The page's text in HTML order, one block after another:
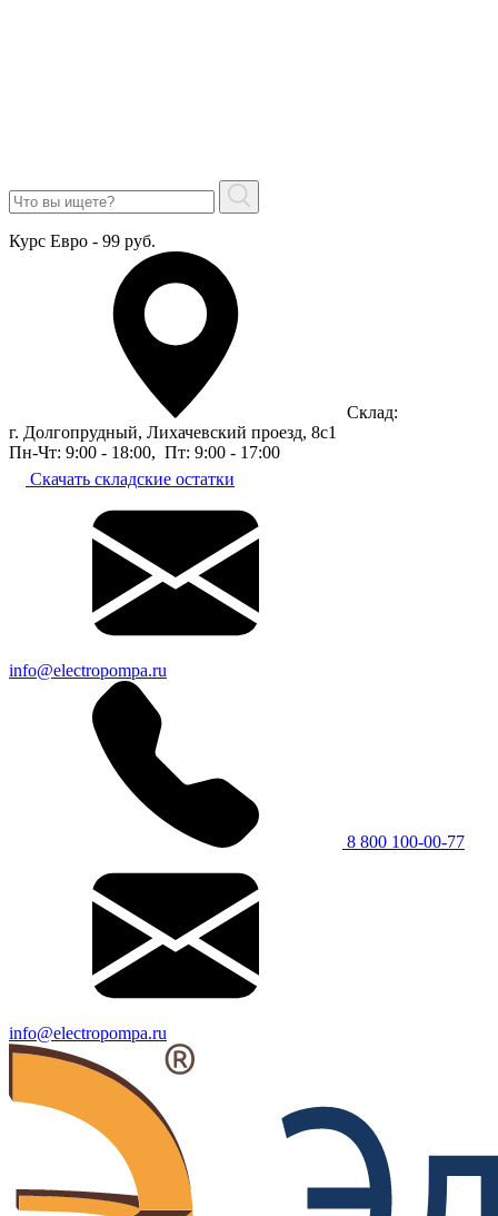
Курс Евро - 99 руб.
Склад:
г. Долгопрудный, Лихачевский проезд, 8c1
Пн-Чт: 9:00 - 18:00, Пт: 9:00 - 17:00
Скачать складские остатки
info@electropompa.ru
8 800 100-00-77
info@electropompa.ru